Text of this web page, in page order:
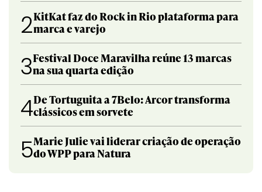
2KitKat faz do Rock in Rio plataforma para
marca e varejo
3Festival Doce Maravilha reúne 13 marcas
na sua quarta edição
4De Tortuguita a 7Belo: Arcor transforma
clássicos em sorvete
5Marie Julie vai liderar criação de operação
do WPP para Natura